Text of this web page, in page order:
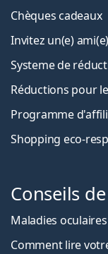
Chèques cadeaux
Invitez un(e)
Systeme de
Réductions pour
Programme
Shopping eco-
Conseils
Maladies oculaires
Comment lire